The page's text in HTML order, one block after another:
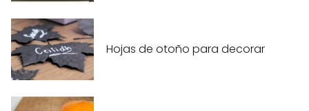
Hojas de otoño para decorar